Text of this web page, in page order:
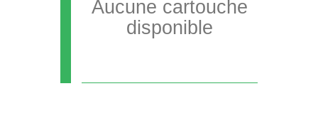
Aucune cartouche
disponible